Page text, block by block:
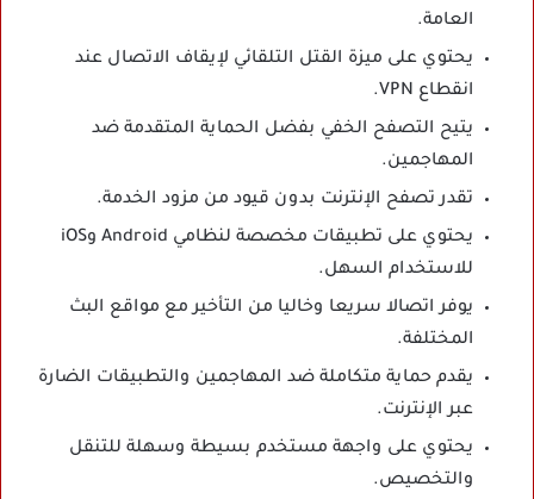
العامة.
يحتوي على ميزة القتل التلقائي لإيقاف الاتصال عند
انقطاع VPN.
يتيح التصفح الخفي بفضل الحماية المتقدمة ضد
المهاجمين.
تقدر تصفح الإنترنت بدون قيود من مزود الخدمة.
يحتوي على تطبيقات مخصصة لنظامي Android وiOS
للاستخدام السهل.
يوفر اتصالا سريعا وخاليا من التأخير مع مواقع البث
المختلفة.
يقدم حماية متكاملة ضد المهاجمين والتطبيقات الضارة
عبر الإنترنت.
يحتوي على واجهة مستخدم بسيطة وسهلة للتنقل
والتخصيص.